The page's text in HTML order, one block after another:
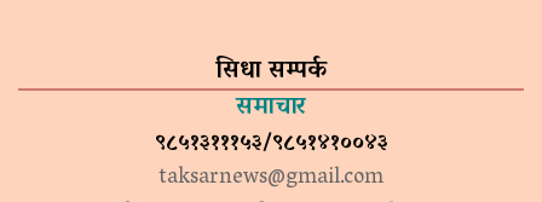
सिधा सम्पर्क
समाचार
९८५१३१११५३/९८५१४१००४३
taksarnews@gmail.com